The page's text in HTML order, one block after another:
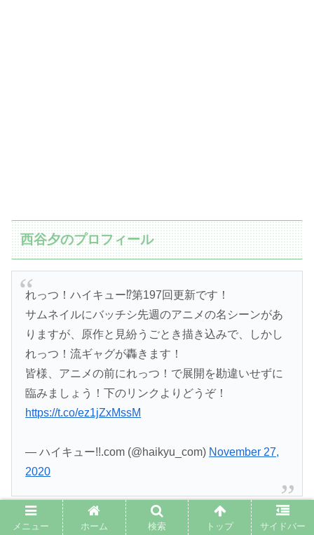
西谷夕のプロフィール
れっつ！ハイキュー⁉︎第197回更新です！
サムネイルにバッチシ先週のアニメの名シーンがあ
りますが、原作と見紛うごとき描き込みで、しかし
れっつ！流ギャグが轟きます！
皆様、アニメの前にれっつ！で展開を勘違いせずに
臨みましょう！下のリンクよりどうぞ！
https://t.co/ez1jZxMssM
— ハイキュー!!.com (@haikyu_com) November 27,
2020
西谷夕のプロフィール
メニュー ホーム 検索 トップ サイドバー